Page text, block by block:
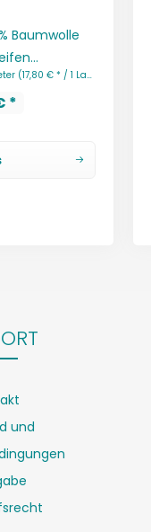
Baumwolle
(17,80 € * / 1 Laufende(r) Meter)
*
und